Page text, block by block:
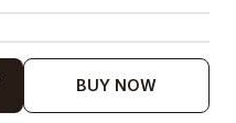
BUY NOW